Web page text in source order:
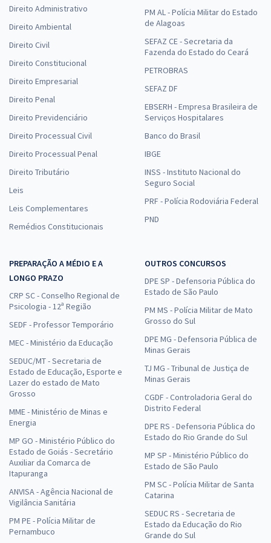
Direito Administrativo
Direito Ambiental
Direito Civil
Direito Constitucional
Direito Empresarial
Direito Penal
Direito Previdenciário
Direito Processual Civil
Direito Processual Penal
Direito Tributário
Leis
Leis Complementares
Remédios Constitucionais
PM AL - Polícia Militar do Estado
de Alagoas
SEFAZ CE - Secretaria da
Fazenda do Estado do Ceará
PETROBRAS
SEFAZ DF
EBSERH - Empresa Brasileira de
Serviços Hospitalares
Banco do Brasil
IBGE
INSS - Instituto Nacional do
Seguro Social
PRF - Polícia Rodoviária Federal
PND
PREPARAÇÃO A MÉDIO E A
LONGO PRAZO
CRP SC - Conselho Regional de
Psicologia - 12ª Região
SEDF - Professor Temporário
MEC - Ministério da Educação
SEDUC/MT - Secretaria de
Estado de Educação, Esporte e
Lazer do estado de Mato
Grosso
MME - Ministério de Minas e
Energia
MP GO - Ministério Público do
Estado de Goiás - Secretário
Auxiliar da Comarca de
Itapuranga
ANVISA - Agência Nacional de
Vigilância Sanitária
PM PE - Polícia Militar de
Pernambuco
OUTROS CONCURSOS
DPE SP - Defensoria Pública do
Estado de São Paulo
PM MS - Polícia Militar de Mato
Grosso do Sul
DPE MG - Defensoria Pública de
Minas Gerais
TJ MG - Tribunal de Justiça de
Minas Gerais
CGDF - Controladoria Geral do
Distrito Federal
DPE RS - Defensoria Pública do
Estado do Rio Grande do Sul
MP SP - Ministério Público do
Estado de São Paulo
PM SC - Polícia Militar de Santa
Catarina
SEDUC RS - Secretaria de
Estado da Educação do Rio
Grande do Sul